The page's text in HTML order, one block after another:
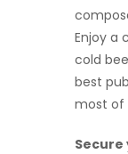
Enjoy a
cold
best
most of